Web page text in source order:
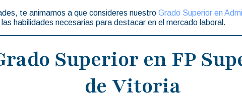
te animamos a que consideres nuestro Grado Superior en
habilidades necesarias para destacar en el mercado laboral.
Superior en FP
de Vitoria